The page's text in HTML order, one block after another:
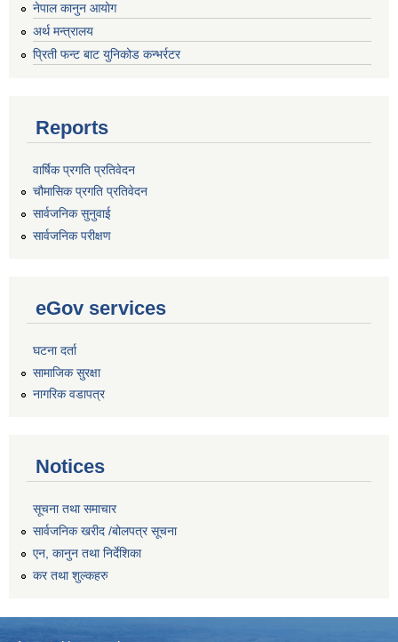
नेपाल कानुन आयोग
अर्थ मन्त्रालय
प्रिती फन्ट बाट युनिकोड कन्भर्रटर
Reports
वार्षिक प्रगति प्रतिवेदन
चौमासिक प्रगति प्रतिवेदन
सार्वजनिक सुनुवाई
सार्वजनिक परीक्षण
eGov services
घटना दर्ता
सामाजिक सुरक्षा
नागरिक वडापत्र
Notices
सूचना तथा समाचार
सार्वजनिक खरीद /बोलपत्र सूचना
एन, कानुन तथा निर्देशिका
कर तथा शुल्कहरु